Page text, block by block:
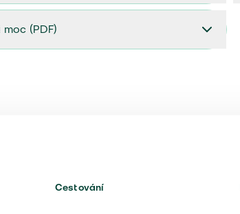
o zpracování osobních údajů (PDF)
moc (PDF)
Cestování